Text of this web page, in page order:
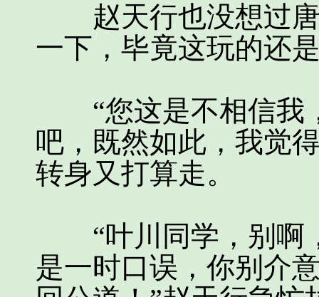
赵天行也没想过唐
一下，毕竟这玩的还
“您这是不相信我
吧，既然如此，我觉
转身又打算走。
“叶川同学，别啊
是一时口误，你别介